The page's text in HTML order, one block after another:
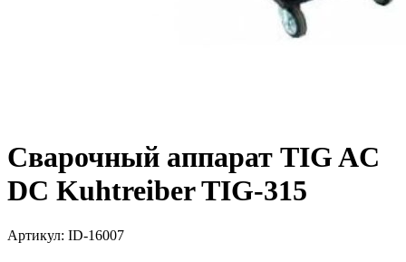
Сварочный аппарат TIG AC
DC Kuhtreiber TIG-315
Артикул: ID-16007